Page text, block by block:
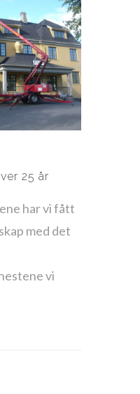
25 år
har vi fått
med det
vi